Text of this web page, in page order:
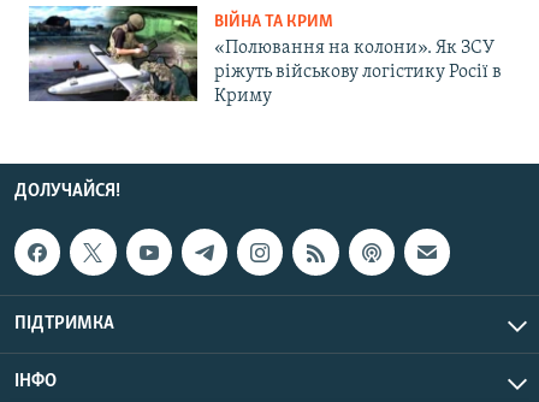
ВІЙНА ТА КРИМ
«Полювання на колони». Як ЗСУ
ріжуть військову логістику Росії в
Криму
ДОЛУЧАЙСЯ!
ПІДТРИМКА
ІНФО